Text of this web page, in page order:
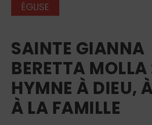
ÉGLISE
SAINTE GIANNA
BERETTA
HYMNE À DIEU,
À LA FAMILLE